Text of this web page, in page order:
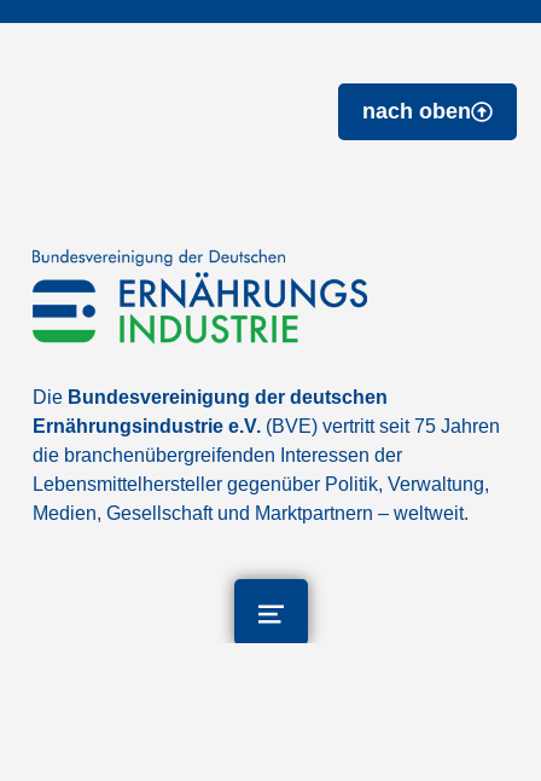
nach oben
Die Bundesvereinigung der deutschen
Ernährungsindustrie e.V. (BVE) vertritt seit 75 Jahren
die branchenübergreifenden Interessen der
Lebensmittelhersteller gegenüber Politik, Verwaltung,
Medien, Gesellschaft und Marktpartnern – weltweit.